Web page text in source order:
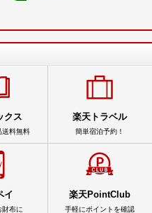
クス
送料無料
楽天トラベル
簡単宿泊予約！
イ
財布に
楽天PointClub
手軽にポイントを確認